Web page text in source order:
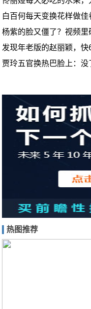
白百何每天变换花样做
杨紫的脸又僵了？视频
发现年老版的赵丽颖，
贾玲五官换热巴脸上：
热图推荐